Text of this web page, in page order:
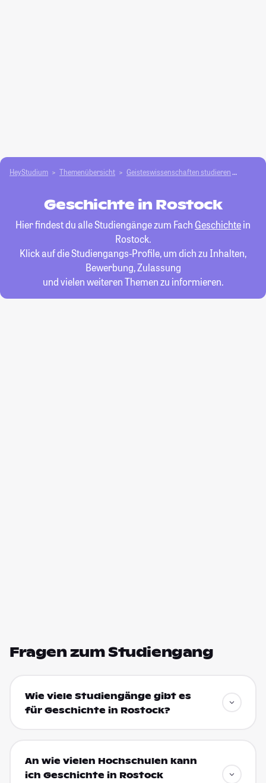
HeyStudium Themenübersicht Geisteswissenschaften studieren
Geschichte in Rostock
Hier findest du alle Studiengänge zum Fach Geschichtein
Rostock.
Klick auf die Studiengangs-Profile, um dich zu Inhalten,
Bewerbung, Zulassung
und vielen weiteren Themen zu informieren.
Fragen zum Studiengang
Wie viele Studiengänge gibt es
für Geschichte in Rostock?
An wie vielen Hochschulen kann
ich Geschichte in Rostock